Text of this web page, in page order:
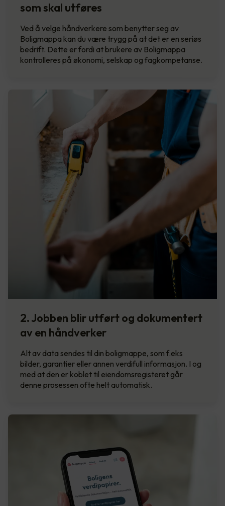
som skal utføres
Ved å velge håndverkere som benytter seg av
Boligmappa kan du være trygg på at det er en seriøs
bedrift. Dette er fordi at brukere av Boligmappa
kontrolleres på økonomi, selskap og fagkompetanse.
2. Jobben blir utført og dokumentert
av en håndverker
Alt av data sendes til din boligmappe, som f.eks
bilder, garantier eller annen verdifull informasjon. I og
med at den er koblet til eiendomsregisteret går
denne prosessen ofte helt automatisk.